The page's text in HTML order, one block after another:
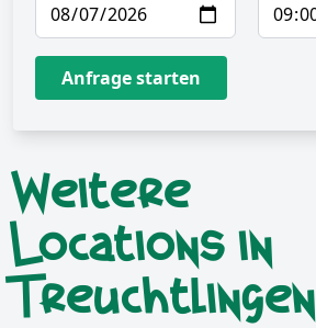
Anfrage starten
Weitere
Locations in
Treuchtlingen